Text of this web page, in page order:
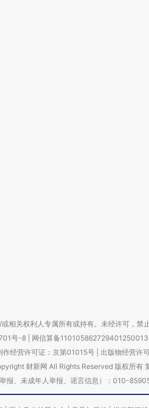
相关权利人专属所有或持有。未经许可，禁
号-8 网信算备
作经营许可证：京第01015号| 出版物经营许
财新网 All Rights Reserved 版权所有
报、未成年人举报、谣言信息）：010-